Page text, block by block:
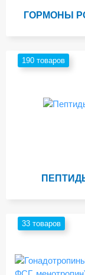
ГОРМОНЫ
190 товаров
33 товаров